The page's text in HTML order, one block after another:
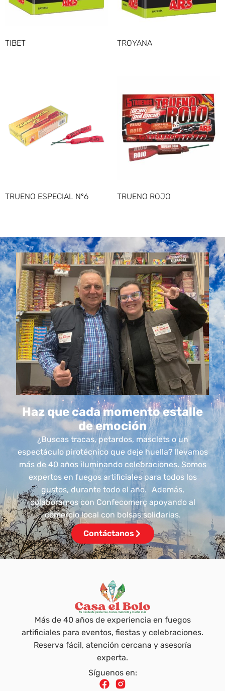
TIBET TROYANA
TRUENO ESPECIAL Nº6 TRUENO ROJO
Haz que cada momento estalle
de emoción
¿Buscas tracas, petardos, masclets o un
espectáculo pirotécnico que deje huella? llevamos
más de 40 años iluminando celebraciones. Somos
expertos en fuegos artificiales para todos los
gustos, durante todo el año. Además,
colaboramos con Confecomerç apoyando al
comercio local con bolsas solidarias.
Contáctanos
Más de 40 años de experiencia en fuegos
artificiales para eventos, fiestas y celebraciones.
Reserva fácil, atención cercana y asesoría
experta.
Síguenos en: